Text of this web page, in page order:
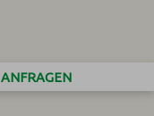
ANFRAGEN